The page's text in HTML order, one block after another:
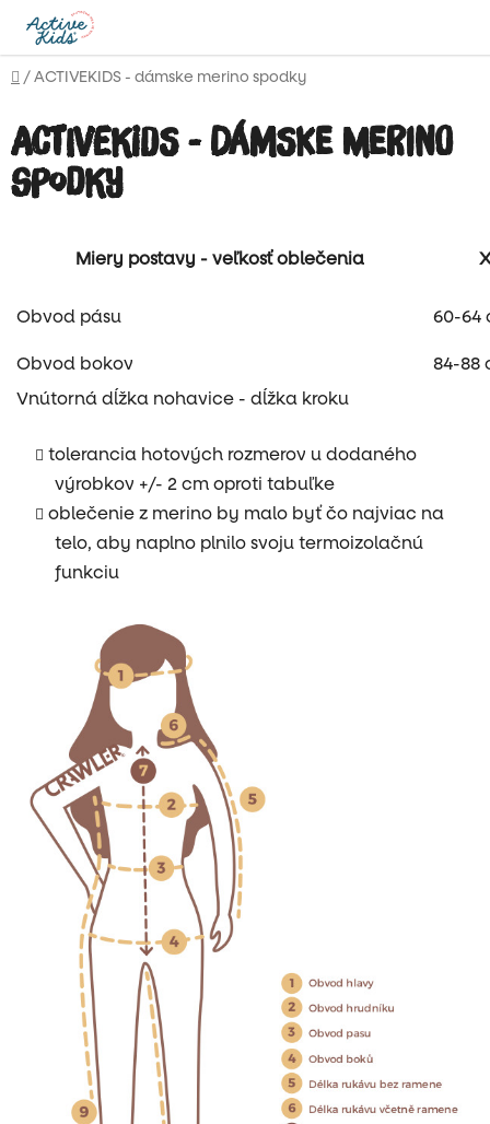
obsah
Domov
/ACTIVEKIDS - dámske merino spodky
ACTIVEKIDS - dámske merino
spodky
Miery postavy - veľkosť oblečenia
Obvod pásu 60-64
Obvod bokov
84-88
Vnútorná dĺžka nohavice - dĺžka kroku
tolerancia hotových rozmerov u dodaného
výrobkov +/- 2 cm oproti tabuľke
oblečenie z merino by malo byť čo najviac na
telo, aby naplno plnilo svoju termoizolačnú
funkciu